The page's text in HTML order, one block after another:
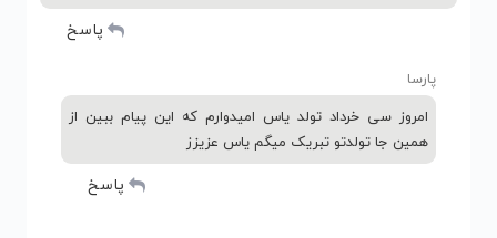
پاسخ
پارسا
امروز سی خرداد تولد یاس امیدوارم که این پیام ببین از
همین جا تولدتو تبریک میگم یاس عزیزز
پاسخ